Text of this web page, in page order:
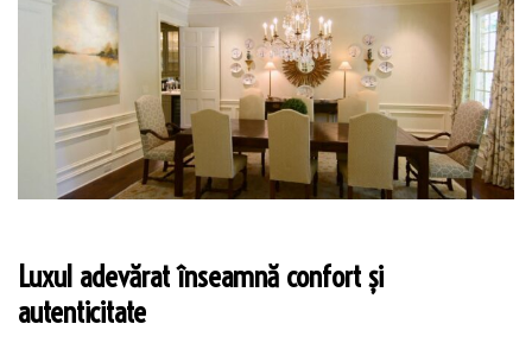
Luxul adevărat înseamnă confort și
autenticitate